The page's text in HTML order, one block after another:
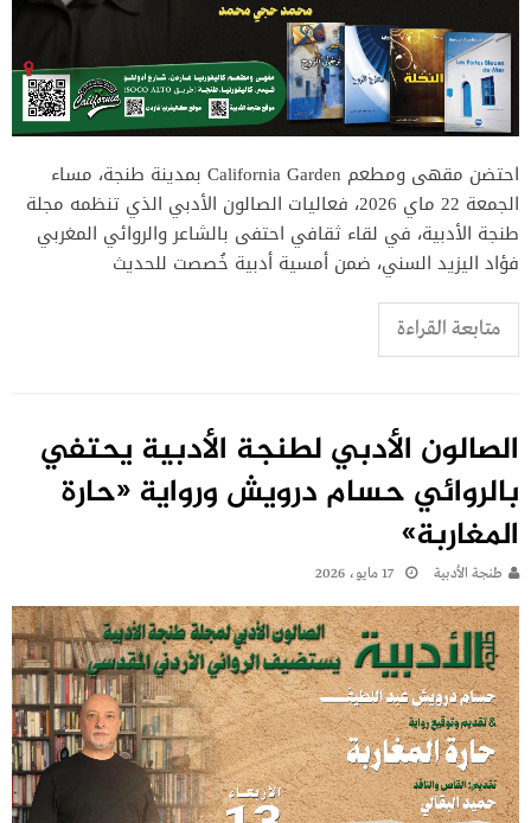
احتضن مقهى ومطعم California Garden بمدينة طنجة، مساء
الجمعة 22 ماي 2026، فعاليات الصالون الأدبي الذي تنظمه مجلة
طنجة الأدبية، في لقاء ثقافي احتفى بالشاعر والروائي المغربي
فؤاد اليزيد السني، ضمن أمسية أدبية خُصصت للحديث
متابعة القراءة
الصالون الأدبي لطنجة الأدبية يحتفي
بالروائي حسام درويش ورواية «حارة
المغاربة»
طنجة الأدبية 17 مايو، 2026